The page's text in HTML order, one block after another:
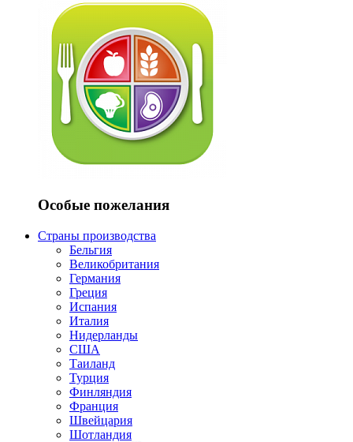
Особые пожелания
Страны производства
Бельгия
Великобритания
Германия
Греция
Испания
Италия
Нидерланды
США
Таиланд
Турция
Финляндия
Франция
Швейцария
Шотландия